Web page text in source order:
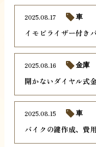
イモビライザー付き
2025.08.17 車
開かないダイヤル式
2025.08.16 金庫
バイクの鍵作成、費
2025.08.15 車